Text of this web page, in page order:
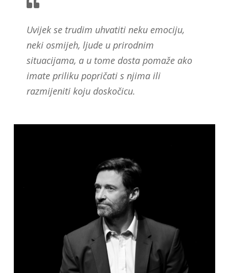
Uvijek se trudim uhvatiti neku emociju,
neki osmijeh, ljude u prirodnim
situacijama, a u tome dosta pomaže ako
imate priliku popričati s njima ili
razmijeniti koju doskočicu.